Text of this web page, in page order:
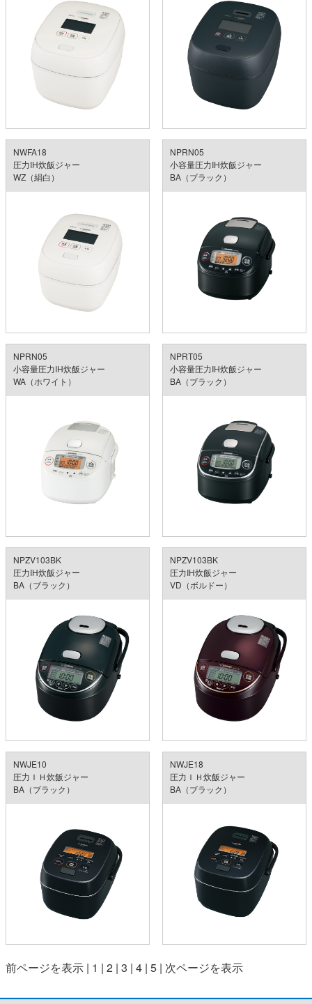
NWFA18
圧力IH炊飯ジャー
WZ（絹白）
NPRN05
小容量圧力IH炊飯ジャー
BA（ブラック）
NPRN05
小容量圧力IH炊飯ジャー
WA（ホワイト）
NPRT05
小容量圧力IH炊飯ジャー
BA（ブラック）
NPZV103BK
圧力IH炊飯ジャー
BA（ブラック）
NPZV103BK
圧力IH炊飯ジャー
VD（ボルドー）
NWJE10
圧力ＩＨ炊飯ジャー
BA（ブラック）
NWJE18
圧力ＩＨ炊飯ジャー
BA（ブラック）
前ページを表示 | 1 | 2 | 3 | 4 | 5 | 次ページを表示